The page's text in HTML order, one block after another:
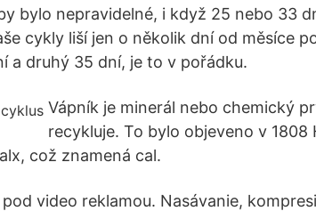
bylo nepravidelné, i když 25 nebo 33
cykly liší jen o několik dní od měsíce
a druhý 35 dní, je to v pořádku.
Vápník je minerál nebo chemický
recykluje. To bylo objeveno v 1808
což znamená cal.
video reklamou. Nasávanie,